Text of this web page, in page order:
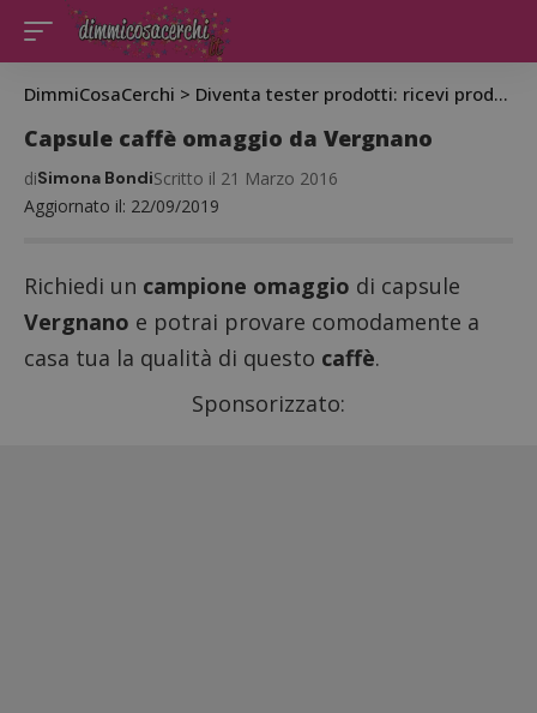
DimmiCosaCerchi > Diventa tester prodotti: ricevi prodotti gratis da testare
Capsule caffè omaggio da Vergnano
Aggiornato il: 22/09/2019
diSimona BondiScritto il 21 Marzo 2016
Richiedi un campione omaggio di capsule
Vergnano e potrai provare comodamente a
casa tua la qualità di questo caffè.
Sponsorizzato: